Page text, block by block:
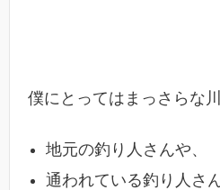
僕にとってはまっさらな川
地元の釣り人さんや、
通われている釣り人さ